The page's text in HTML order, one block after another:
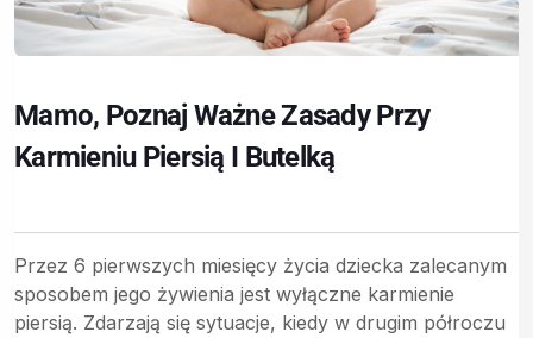
Mamo, Poznaj Ważne Zasady Przy
Karmieniu Piersią I Butelką
Przez 6 pierwszych miesięcy życia dziecka zalecanym
sposobem jego żywienia jest wyłączne karmienie
piersią. Zdarzają się sytuacje, kiedy w drugim półroczu